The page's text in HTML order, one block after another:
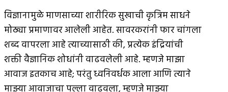
विज्ञानामुळे माणसाच्या शारीरिक सुखाची कृत्रिम साधने
मोठ्या प्रमाणावर आलेली आहेत. सावरकरांनी फार चांगला
शब्द वापरला आहे त्याच्यासाठी की, प्रत्येक इंद्रियांची
शक्ती वैज्ञानिक शोधांनी वाढवलेली आहे. म्हणजे माझा
आवाज इतकाच आहे; परंतु ध्वनिवर्धक आला आणि त्याने
माझ्या आवाजाचा पल्ला वाढवला, म्हणजे माझ्या